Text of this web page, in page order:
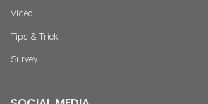
Video
Tips & Trick
Survey